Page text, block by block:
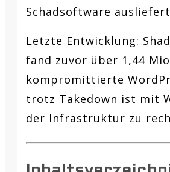
Schadsoftware
Letzte Entwicklung:
fand zuvor über 1,44
kompromittierte
trotz Takedown ist mit
der Infrastruktur zu